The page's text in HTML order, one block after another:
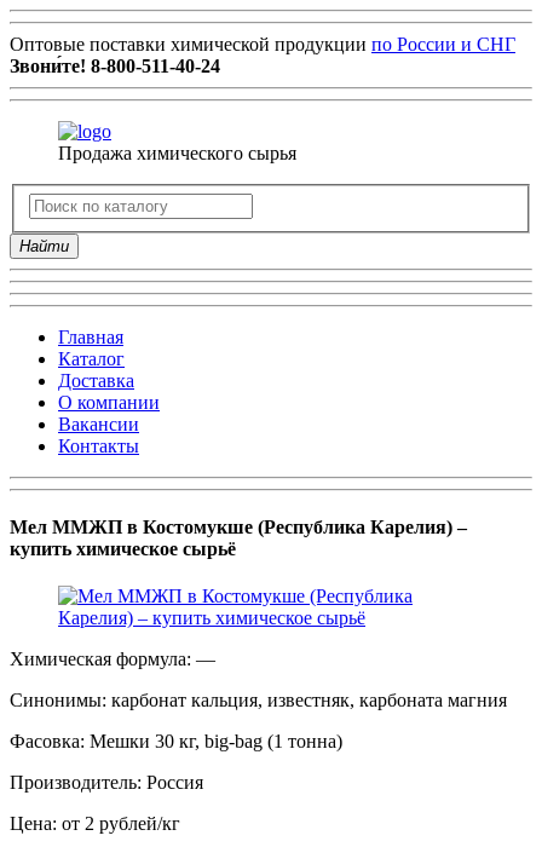
Оптовые поставки химической продукции по России и СНГ
Звони́те! 8-800-511-40-24
Продажа химического сырья
Найти
Главная
Каталог
Доставка
О компании
Вакансии
Контакты
Мел ММЖП в Костомукше (Республика Карелия) –
купить химическое сырьё
Химическая формула: —
Синонимы: карбонат кальция, известняк, карбоната магния
Фасовка: Мешки 30 кг, big-bag (1 тонна)
Производитель: Россия
Цена: от 2 рублей/кг